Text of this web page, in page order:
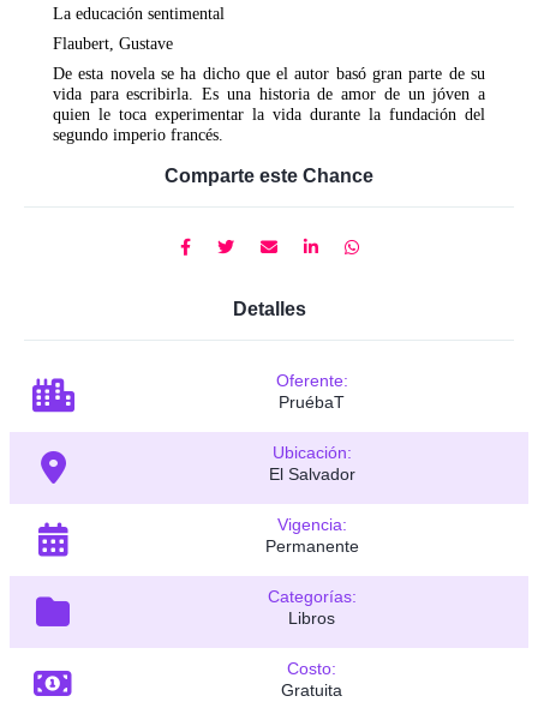
La educación sentimental
Flaubert, Gustave
De esta novela se ha dicho que el autor basó gran parte de su
vida para escribirla. Es una historia de amor de un jóven a
quien le toca experimentar la vida durante la fundación del
segundo imperio francés.
Comparte este Chance
Detalles
Oferente:
PruébaT
Ubicación:
El Salvador
Vigencia:
Permanente
Categorías:
Libros
Costo:
Gratuita